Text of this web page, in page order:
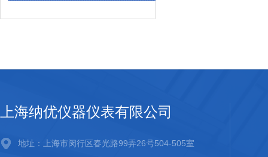
上海纳优仪器仪表有限公司
地址：上海市闵行区春光路99弄26号504-505室